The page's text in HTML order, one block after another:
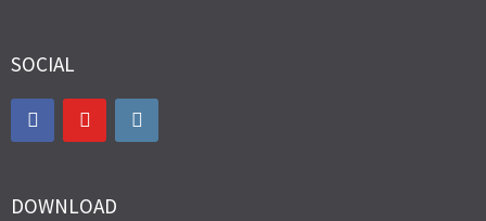
SOCIAL
DOWNLOAD